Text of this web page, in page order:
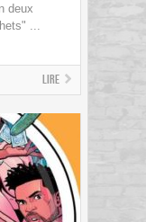
deux
...
Lire